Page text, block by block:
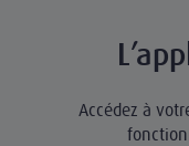
Accédez à